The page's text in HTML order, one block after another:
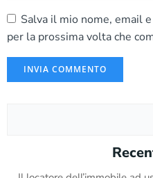
Salva il mio nome, email
per la prossima volta che